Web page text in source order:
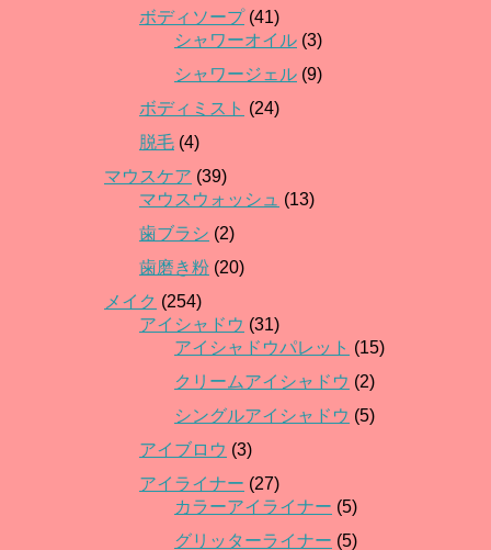
ボディソープ(41)
シャワーオイル (3)
シャワージェル (9)
ボディミスト (24)
脱毛 (4)
マウスケア (39)
マウスウォッシュ (13)
歯ブラシ (2)
歯磨き粉 (20)
メイク (254)
アイシャドウ (31)
アイシャドウパレット (15)
クリームアイシャドウ (2)
シングルアイシャドウ (5)
アイブロウ (3)
アイライナー (27)
カラーアイライナー (5)
グリッターライナー (5)